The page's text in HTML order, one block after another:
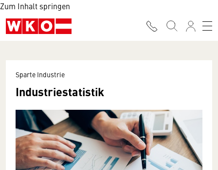
Zum Inhalt springen
Sparte Industrie
Industriestatistik